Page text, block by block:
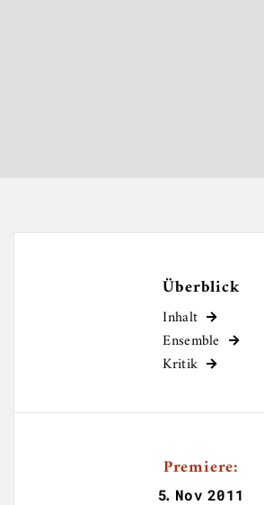
Überblick
Inhalt 
Ensemble 
Kritik 
Premiere:
5. Nov 2011